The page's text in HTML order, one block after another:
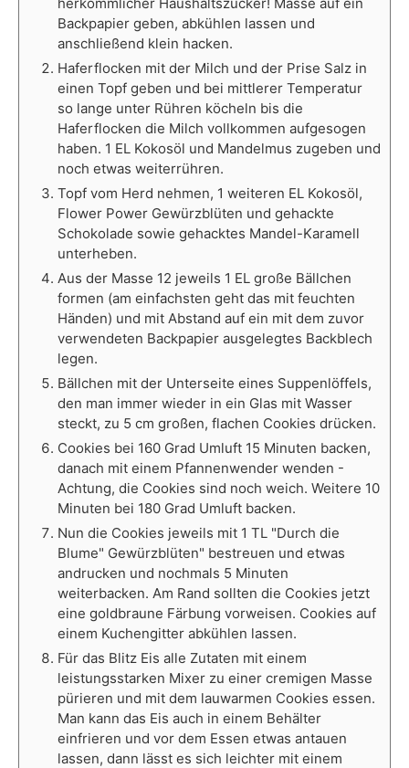
Backpapier geben, abkühlen lassen und
anschließend klein hacken.
Haferflocken mit der Milch und der Prise Salz in
einen Topf geben und bei mittlerer Temperatur
so lange unter Rühren köcheln bis die
Haferflocken die Milch vollkommen aufgesogen
haben. 1 EL Kokosöl und Mandelmus zugeben und
noch etwas weiterrühren.
Topf vom Herd nehmen, 1 weiteren EL Kokosöl,
Flower Power Gewürzblüten und gehackte
Schokolade sowie gehacktes Mandel-Karamell
unterheben.
Aus der Masse 12 jeweils 1 EL große Bällchen
formen (am einfachsten geht das mit feuchten
Händen) und mit Abstand auf ein mit dem zuvor
verwendeten Backpapier ausgelegtes Backblech
legen.
Bällchen mit der Unterseite eines Suppenlöffels,
den man immer wieder in ein Glas mit Wasser
steckt, zu 5 cm großen, flachen Cookies drücken.
Cookies bei 160 Grad Umluft 15 Minuten backen,
danach mit einem Pfannenwender wenden -
Achtung, die Cookies sind noch weich. Weitere 10
Minuten bei 180 Grad Umluft backen.
Nun die Cookies jeweils mit 1 TL "Durch die
Blume" Gewürzblüten" bestreuen und etwas
andrucken und nochmals 5 Minuten
weiterbacken. Am Rand sollten die Cookies jetzt
eine goldbraune Färbung vorweisen. Cookies auf
einem Kuchengitter abkühlen lassen.
Für das Blitz Eis alle Zutaten mit einem
leistungsstarken Mixer zu einer cremigen Masse
pürieren und mit dem lauwarmen Cookies essen.
Man kann das Eis auch in einem Behälter
einfrieren und vor dem Essen etwas antauen
lassen, dann lässt es sich leichter mit einem